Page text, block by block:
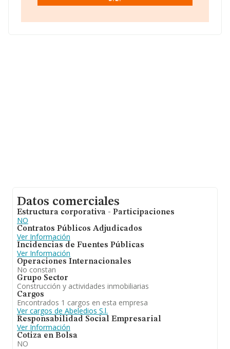
cuenta la información sobre Granada, en la base de
han alcanzado los 5 millones de euros. Por último, con
Datos comerciales
Estructura corporativa - Participaciones
NO
Contratos Públicos Adjudicados
Ver Información
Incidencias de Fuentes Públicas
Ver Información
Operaciones Internacionales
No constan
Grupo Sector
Construcción y actividades inmobiliarias
Cargos
Encontrados 1 cargos en esta empresa
Ver cargos de Abeledios S.l.
Responsabilidad Social Empresarial
Ver Información
Cotiza en Bolsa
NO